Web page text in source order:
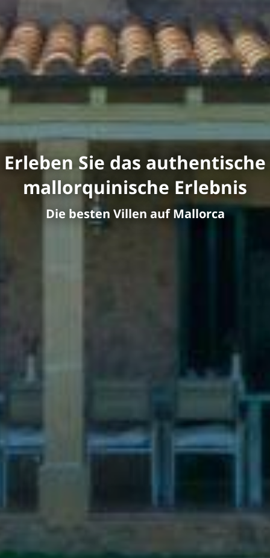
Erleben Sie das authentische
mallorquinische Erlebnis
Die besten Villen auf Mallorca